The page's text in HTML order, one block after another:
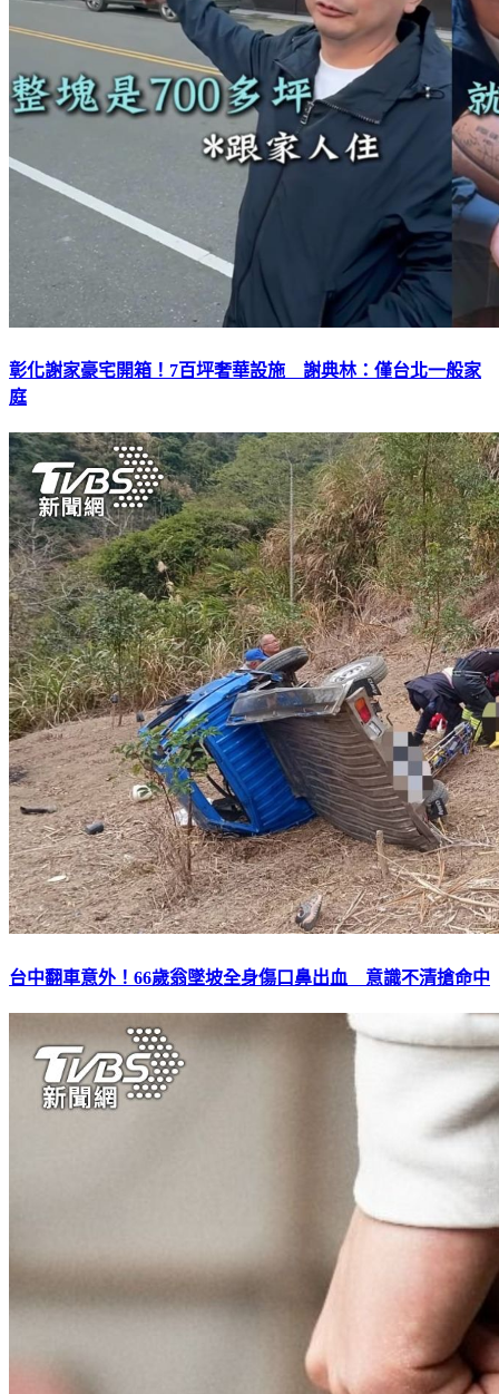
彰化謝家豪宅開箱！7百坪奢華設施 謝典林：僅台北一般家
庭
台中翻車意外！66歲翁墜坡全身傷口鼻出血 意識不清搶命中